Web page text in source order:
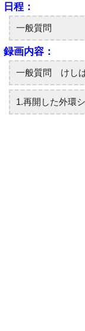
日程：
一般質問
録画内容：
一般質問 けし
1.再開した外環